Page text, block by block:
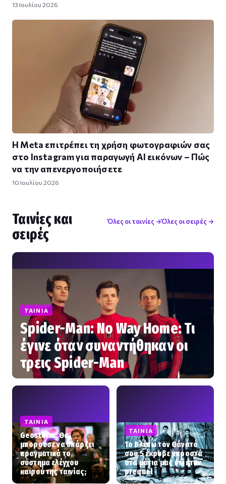
13 Ιουλίου 2026
Η Meta επιτρέπει τη χρήση φωτογραφιών σας
στο Instagram για παραγωγή AI εικόνων – Πώς
να την απενεργοποιήσετε
10 Ιουλίου 2026
Ταινίες και
σειρές
Όλες οι ταινίες →Όλες οι σειρές →
ΤΑΙΝΊΑ
Spider-Man: No Way Home: Τι
έγινε όταν συναντήθηκαν οι
τρεις Spider-Man
ΤΑΙΝΊΑ
Geostorm: Θα
μπορούσε να υπάρξει
πραγματικά το
σύστημα ελέγχου
καιρού της ταινίας;
ΤΑΙΝΊΑ
Το Βλέπω τον Θάνατό
σου 5 έκρυβε μπροστά
στα μάτια μας ότι ήταν
prequel